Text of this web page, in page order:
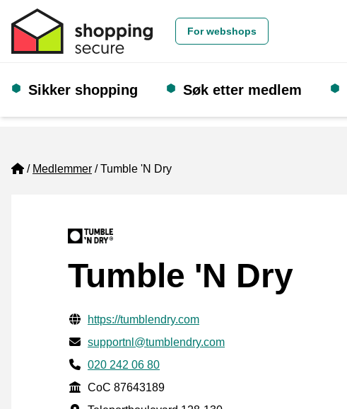
For webshops
Sikker shopping Søk etter medlem
Home
Medlemmer Tumble 'N Dry
Tumble 'N Dry
Verifisert kontaktinformasjon
Website URL
https://tumblendry.com
E-post
supportnl@tumblendry.com
Phone number
020 242 06 80
CoC
CoC 87643189